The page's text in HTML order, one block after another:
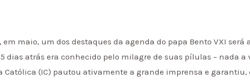
maio, um dos destaques da agenda do papa Bento VXI será
dias atrás era conhecido pelo milagre de suas pílulas – nada a
(IC) pautou ativamente a grande imprensa e